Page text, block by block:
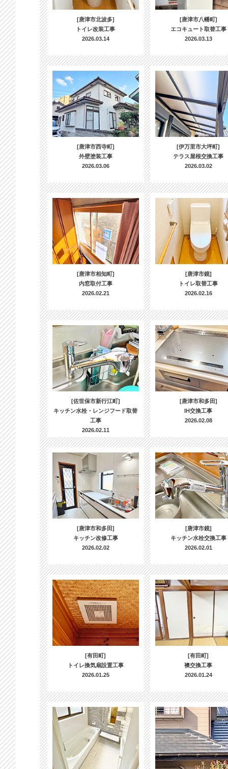
[唐津市北波多]
トイレ改装工事
2026.03.14
[唐津市八幡町]
エコキュート取替工事
2026.03.13
[唐津市西寺町]
外壁塗装工事
2026.03.06
[伊万里市大坪町]
テラス屋根交換工事
2026.03.02
[唐津市相知町]
内窓取付工事
2026.02.21
[唐津市鏡]
トイレ取替工事
2026.02.16
[佐世保市新行江町]
キッチン水栓・レンジフード取替
工事
2026.02.11
[唐津市和多田]
IH交換工事
2026.02.08
[唐津市和多田]
キッチン改修工事
2026.02.02
[唐津市鏡]
キッチン水栓交換工事
2026.02.01
[有田町]
トイレ換気扇設置工事
2026.01.25
[有田町]
襖交換工事
2026.01.24